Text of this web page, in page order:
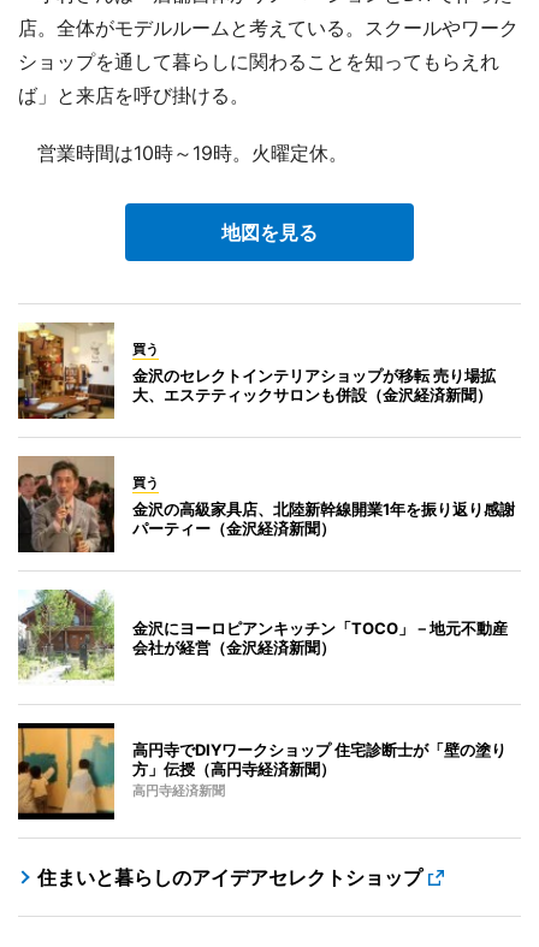
店。全体がモデルルームと考えている。スクールやワーク
ショップを通して暮らしに関わることを知ってもらえれ
ば」と来店を呼び掛ける。
営業時間は10時～19時。火曜定休。
地図を見る
買う
金沢のセレクトインテリアショップが移転 売り場拡
大、エステティックサロンも併設（金沢経済新聞）
買う
金沢の高級家具店、北陸新幹線開業1年を振り返り感謝
パーティー（金沢経済新聞）
金沢にヨーロピアンキッチン「TOCO」－地元不動産
会社が経営（金沢経済新聞）
高円寺でDIYワークショップ 住宅診断士が「壁の塗り
方」伝授（高円寺経済新聞）
高円寺経済新聞
住まいと暮らしのアイデアセレクトショップ